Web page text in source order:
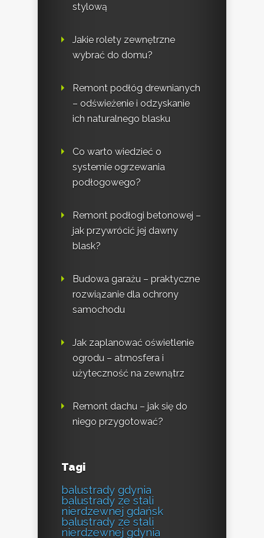
stylową
Jakie rolety zewnętrzne
wybrać do domu?
Remont podłóg drewnianych
– odświeżenie i odzyskanie
ich naturalnego blasku
Co warto wiedzieć o
systemie ogrzewania
podłogowego?
Remont podłogi betonowej –
jak przywrócić jej dawny
blask?
Budowa garażu – praktyczne
rozwiązanie dla ochrony
samochodu
Jak zaplanować oświetlenie
ogrodu – atmosfera i
użyteczność na zewnątrz
Remont dachu – jak się do
niego przygotować?
Tagi
balustrady gdynia
balustrady ze stali
nierdzewnej gdańsk
balustrady ze stali
nierdzewnej gdynia